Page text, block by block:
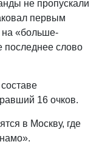
не пропускали
первым
на «больше-
последнее слово
16 очков.
в Москву, где